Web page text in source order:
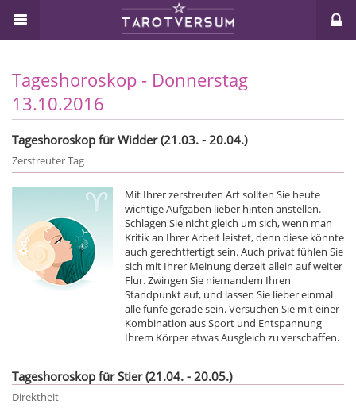
Tageshoroskop - Donnerstag
13.10.2016
Tageshoroskop für Widder (21.03. - 20.04.)
Zerstreuter Tag
Mit Ihrer zerstreuten Art sollten Sie heute
wichtige Aufgaben lieber hinten anstellen.
Schlagen Sie nicht gleich um sich, wenn man
Kritik an Ihrer Arbeit leistet, denn diese könnte
auch gerechtfertigt sein. Auch privat fühlen Sie
sich mit Ihrer Meinung derzeit allein auf weiter
Flur. Zwingen Sie niemandem Ihren
Standpunkt auf, und lassen Sie lieber einmal
alle fünfe gerade sein. Versuchen Sie mit einer
Kombination aus Sport und Entspannung
Ihrem Körper etwas Ausgleich zu verschaffen.
Tageshoroskop für Stier (21.04. - 20.05.)
Direktheit